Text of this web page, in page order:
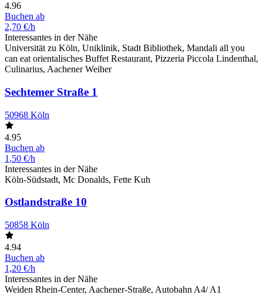
4.96
Buchen ab
2,70 €/h
Interessantes in der Nähe
Universität zu Köln, Uniklinik, Stadt Bibliothek, Mandali all you
can eat orientalisches Buffet Restaurant, Pizzeria Piccola Lindenthal,
Culinarius, Aachener Weiher
Sechtemer Straße 1
50968 Köln
4.95
Buchen ab
1,50 €/h
Interessantes in der Nähe
Köln-Südstadt, Mc Donalds, Fette Kuh
Ostlandstraße 10
50858 Köln
4.94
Buchen ab
1,20 €/h
Interessantes in der Nähe
Weiden Rhein-Center, Aachener-Straße, Autobahn A4/ A1